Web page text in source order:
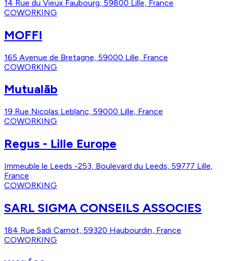
14 Rue du Vieux Faubourg, 59800 Lille, France
COWORKING
MOFFI
165 Avenue de Bretagne, 59000 Lille, France
COWORKING
Mutualāb
19 Rue Nicolas Leblanc, 59000 Lille, France
COWORKING
Regus - Lille Europe
Immeuble le Leeds -253, Boulevard du Leeds, 59777 Lille,
France
COWORKING
SARL SIGMA CONSEILS ASSOCIES
184 Rue Sadi Carnot, 59320 Haubourdin, France
COWORKING